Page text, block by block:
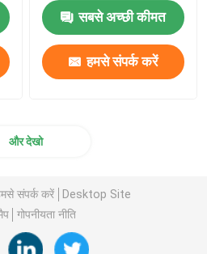
सबसे अच्छी कीमत
हमसे संपर्क करें
और देखो
संपर्क करें
Desktop Site
गोपनीयता नीति